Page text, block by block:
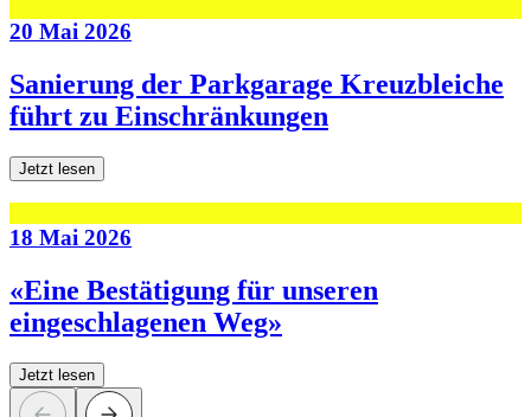
20 Mai 2026
Sanierung der Parkgarage Kreuzbleiche
führt zu Einschränkungen
Jetzt lesen
18 Mai 2026
«Eine Bestätigung für unseren
eingeschlagenen Weg»
Jetzt lesen